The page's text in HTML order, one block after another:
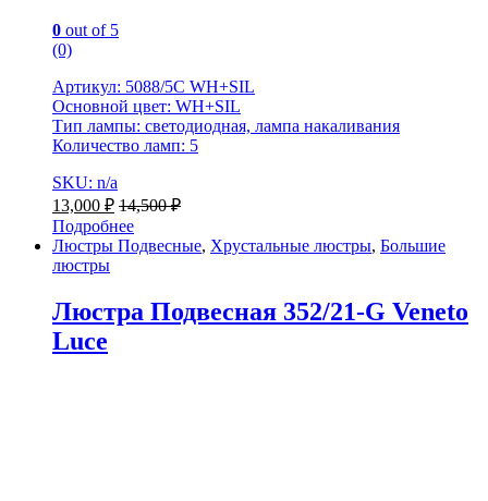
0 out of 5
(0)
Артикул: 5088/5C WH+SIL
Основной цвет: WH+SIL
Тип лампы: светодиодная, лампа накаливания
Количество ламп: 5
SKU: n/a
13,000 ₽ 14,500₽
Подробнее
Люстры Подвесные, Хрустальные люстры, Большие
люстры
Люстра Подвесная 352/21-G Veneto
Luce